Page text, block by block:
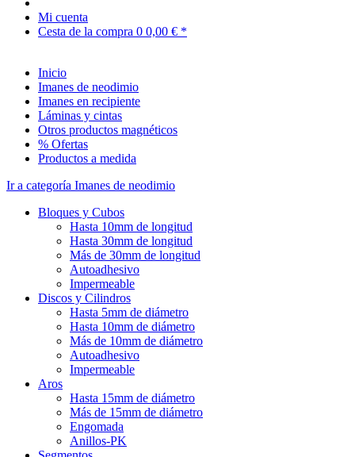
Mi cuenta
Cesta de la compra 0 0,00 € *
Inicio
Imanes de neodimio
Imanes en recipiente
Láminas y cintas
Otros productos magnéticos
% Ofertas
Productos a medida
Ir a categoría Imanes de neodimio
Bloques y Cubos
Hasta 10mm de longitud
Hasta 30mm de longitud
Más de 30mm de longitud
Autoadhesivo
Impermeable
Discos y Cilindros
Hasta 5mm de diámetro
Hasta 10mm de diámetro
Más de 10mm de diámetro
Autoadhesivo
Impermeable
Aros
Hasta 15mm de diámetro
Más de 15mm de diámetro
Engomada
Anillos-PK